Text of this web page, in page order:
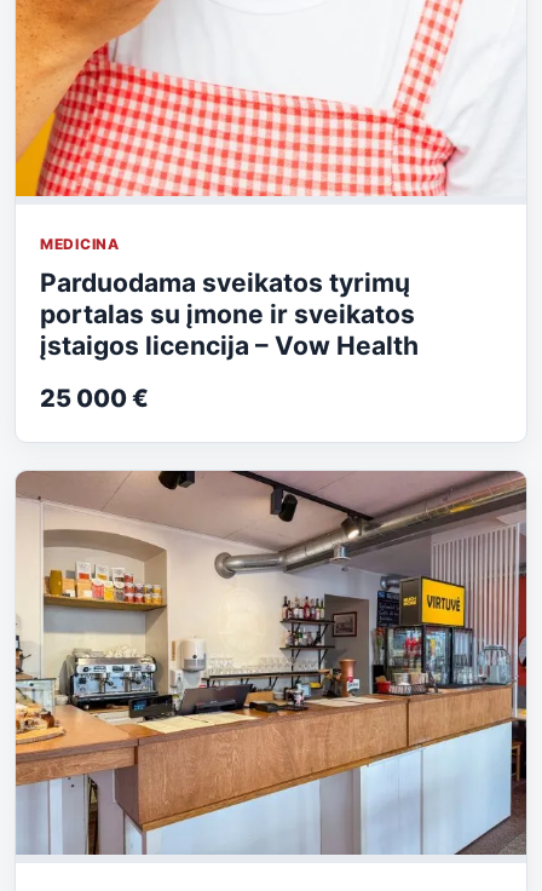
MEDICINA
Parduodama sveikatos tyrimų
portalas su įmone ir sveikatos
įstaigos licencija – Vow Health
25 000 €